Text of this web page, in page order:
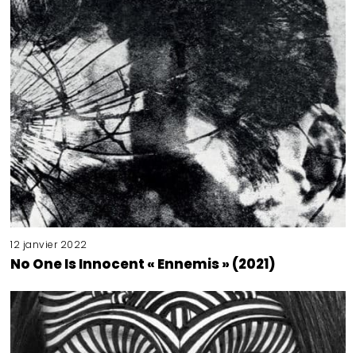
12 janvier 2022
No One Is Innocent « Ennemis » (2021)